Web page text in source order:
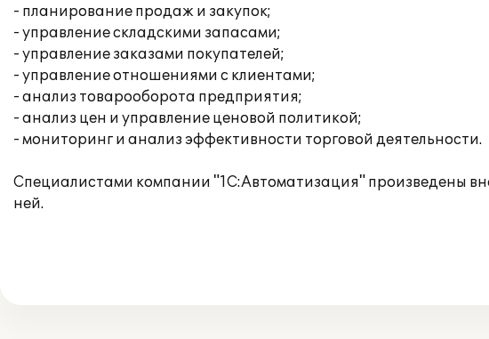
- планирование продаж и закупок;
- управление складскими запасами;
- управление заказами покупателей;
- управление отношениями с клиентами;
- анализ товарооборота предприятия;
- анализ цен и управление ценовой политикой;
- мониторинг и анализ эффективности торговой деятельности.
Специалистами компании "1С:Автоматизация" произведены
ней.